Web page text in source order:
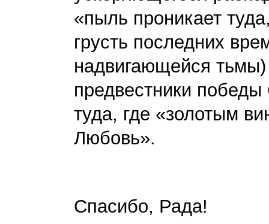
«пыль проникает
грусть последних
надвигающейся
предвестники
туда, где «золотым
Любовь».
Спасибо, Рада!